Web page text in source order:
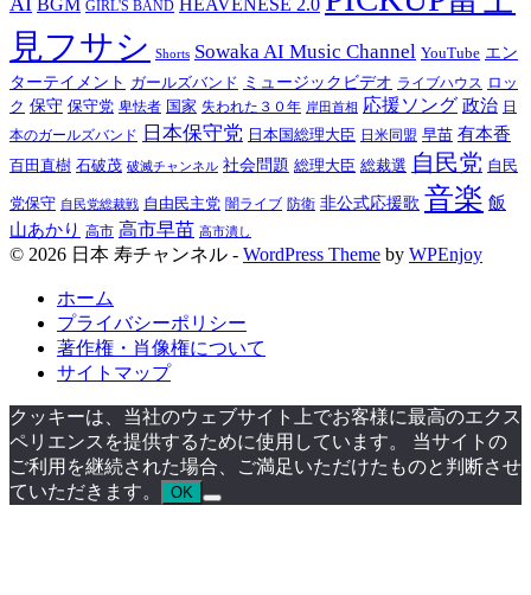
BGM GIRL'S BAND HEAVENESE 2.0
見フサシ Shorts Sowaka AI Music Channel YouTube エン
ターテイメント ガールズバンド ミュージックビデオ ライブハウス ロッ
ク 保守 保守党 卑怯者 国家 失われた３０年 岸田首相 応援ソング 政治 日
本のガールズバンド
日本保守党 日本国総理大臣 日米同盟 早苗 有本香
百田直樹 石破茂 破滅チャンネル 社会問題 総理大臣 総裁選 自民党 自民
党保守 自民党総裁戦 自由民主党 闇ライブ 防衛 非公式応援歌 音楽 飯
山あかり 高市 高市早苗 高市潰し
© 2026 日本 寿チャンネル - WordPress Theme by WPEnjoy
ホーム
プライバシーポリシー
著作権・肖像権について
サイトマップ
クッキーは、当社のウェブサイト上でお客様に最高のエクス
ペリエンスを提供するために使用しています。 当サイトの
ご利用を継続された場合、ご満足いただけたものと判断させ
ていただきます。
OK